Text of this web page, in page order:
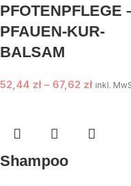
PFOTENPFLEGE
PFAUEN-KUR-
BALSAM
52,44 zł – 67,62 zł inkl.
Shampoo